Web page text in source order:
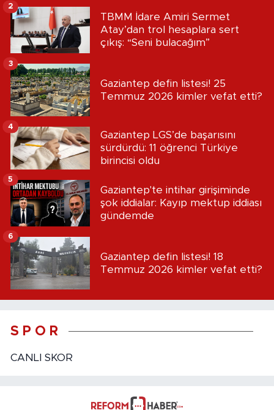
TBMM İdare Amiri Sermet
Atay’dan trol hesaplara sert
çıkış: “Seni bulacağım”
2
Gaziantep defin listesi! 25
Temmuz 2026 kimler vefat etti?
3
Gaziantep LGS’de başarısını
sürdürdü: 11 öğrenci Türkiye
birincisi oldu
4
Gaziantep'te intihar girişiminde
şok iddialar: Kayıp mektup iddiası
gündemde
5
Gaziantep defin listesi! 18
Temmuz 2026 kimler vefat etti?
6
S P O R
CANLI SKOR